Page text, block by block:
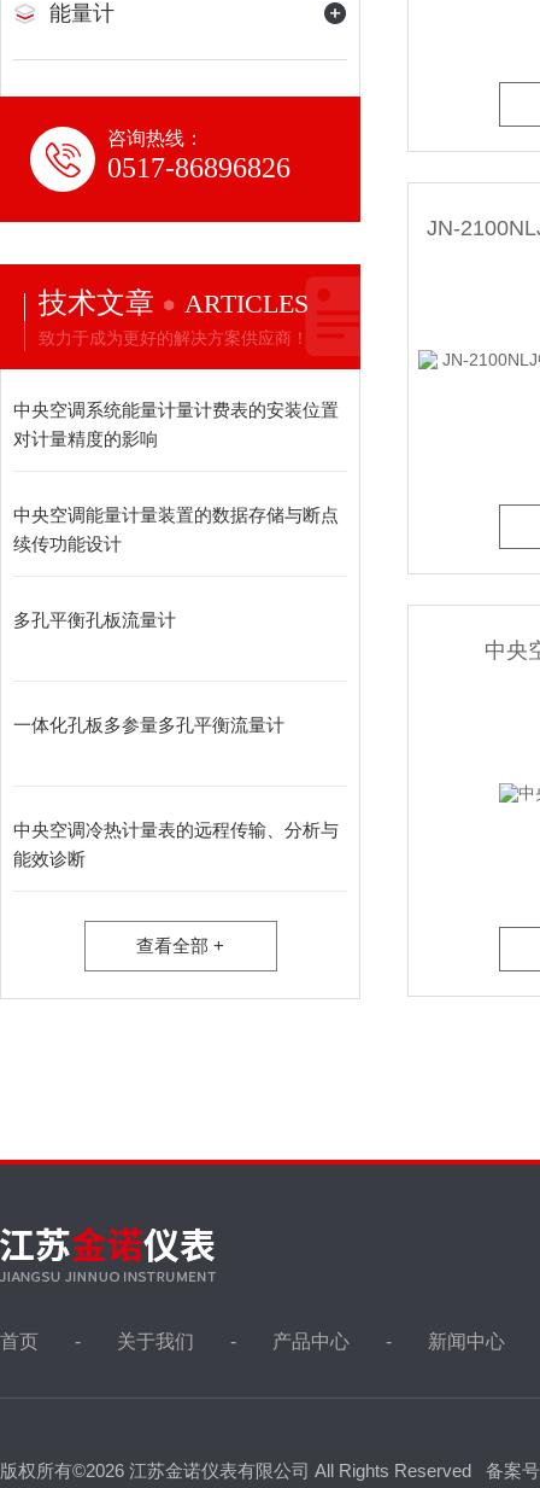
能量计
咨询热线：
0517-86896826
技术文章 ARTICLES
致力于成为更好的解决方案供应商！
中央空调系统能量计量计费表的安装位置
对计量精度的影响
中央空调能量计量装置的数据存储与断点
续传功能设计
多孔平衡孔板流量计
一体化孔板多参量多孔平衡流量计
中央空调冷热计量表的远程传输、分析与
能效诊断
查看全部 +
中央
首页 关于我们 产品中心 新闻中心
版权所有©2026 江苏金诺仪表有限公司 All Rights Reserved 备案